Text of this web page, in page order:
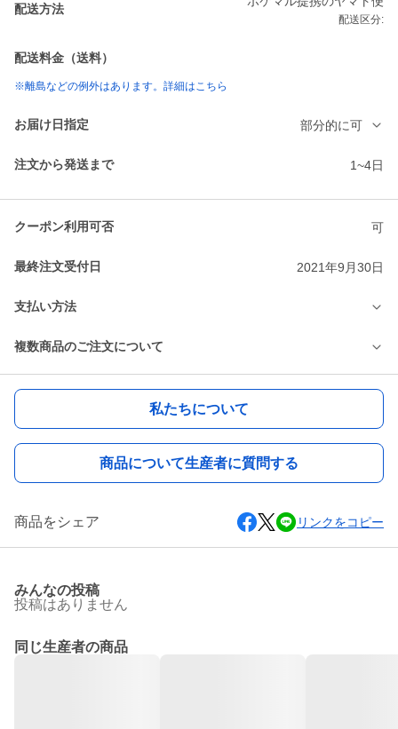
配送方法
配送区分:
配送料金（送料）
※離島などの例外はあります。詳細はこちら
お届け日指定 部分的に可
注文から発送まで 1~4日
クーポン利用可否 可
最終注文受付日 2021年9月30日
支払い方法
複数商品のご注文について
私たちについて
商品について生産者に質問する
商品をシェア リンクをコピー
みんなの投稿
投稿はありません
同じ生産者の商品